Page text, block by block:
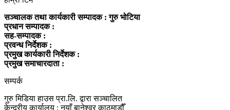
सञ्चालक तथा कार्यकारी सम्पादक : गुरु भोटिया
प्रधान सम्पादक :
सह-सम्पादक :
प्रवन्ध निर्देशक :
प्रमुख कार्यकारी निर्देशक :
प्रमुख समाचारदाता :
सम्पर्क
गुरु मिडिया हाउस प्रा.लि. द्वारा सञ्चालित
केन्द्रीय कार्यालय : नयाँ बानेश्वर काठमाडौँ